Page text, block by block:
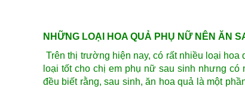
NHỮNG LOẠI HOA QUẢ PHỤ NỮ NÊN ĂN
Trên thị trường hiện nay, có rất nhiều loại
loại tốt cho chị em phụ nữ sau sinh nhưng
đều biết rằng, sau sinh, ăn hoa quả là một